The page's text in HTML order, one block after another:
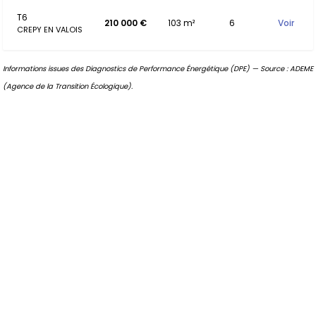
T6
CREPY EN VALOIS
210 000 € 103 m² 6 Voir
Informations issues des Diagnostics de Performance Énergétique (DPE) — Source : ADEME
(Agence de la Transition Écologique).